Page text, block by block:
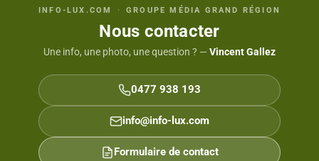
INFO-LUX.COM · GROUPE MÉDIA GRAND RÉGION
Nous contacter
Une info, une photo, une question ? — Vincent Gallez
0477 938 193
info@info-lux.com
Formulaire de contact